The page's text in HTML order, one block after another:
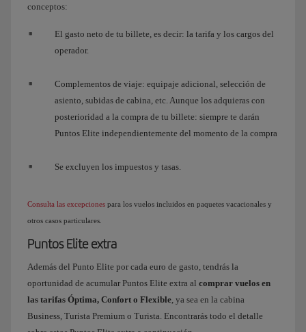
conceptos:
El gasto neto de tu billete, es decir: la tarifa y los cargos del
operador.
Complementos de viaje: equipaje adicional, selección de
asiento, subidas de cabina, etc. Aunque los adquieras con
posterioridad a la compra de tu billete: siempre te darán
Puntos Elite independientemente del momento de la compra
Se excluyen los impuestos y tasas.
Consulta las excepciones para los vuelos incluidos en paquetes vacacionales y
otros casos particulares.
Puntos Elite extra
Además del Punto Elite por cada euro de gasto, tendrás la
oportunidad de acumular Puntos Elite extra al comprar vuelos en
las tarifas Óptima, Confort o Flexible , ya sea en la cabina
Business, Turista Premium o Turista. Encontrarás todo el detalle